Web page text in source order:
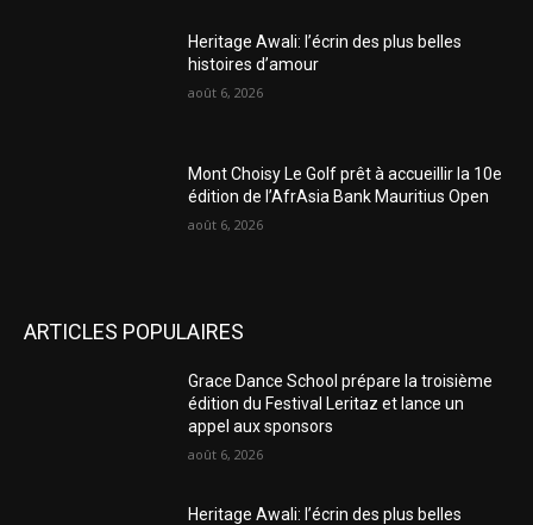
Heritage Awali: l’écrin des plus belles
histoires d’amour
août 6, 2026
Mont Choisy Le Golf prêt à accueillir la 10e
édition de l’AfrAsia Bank Mauritius Open
août 6, 2026
ARTICLES POPULAIRES
Grace Dance School prépare la troisième
édition du Festival Leritaz et lance un
appel aux sponsors
août 6, 2026
Heritage Awali: l’écrin des plus belles